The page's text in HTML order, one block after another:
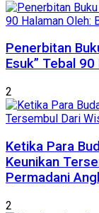
Penerbitan
Esuk” Tebal
2
Ketika Para
Keunikan
Permadani
2